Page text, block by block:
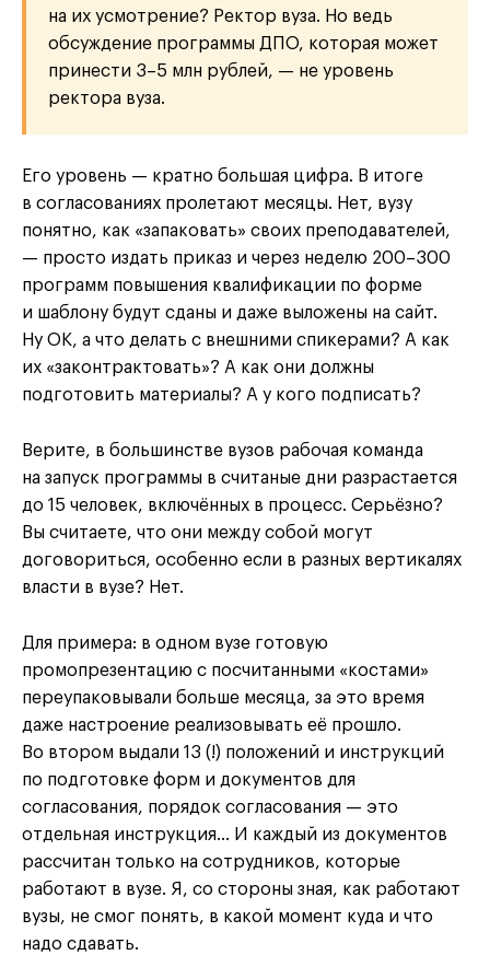
на их усмотрение? Ректор вуза. Но ведь
обсуждение программы ДПО, которая может
принести 3–5 млн рублей, — не уровень
ректора вуза.
Его уровень — кратно большая цифра. В итоге
в согласованиях пролетают месяцы. Нет, вузу
понятно, как «запаковать» своих преподавателей,
— просто издать приказ и через неделю 200–300
программ повышения квалификации по форме
и шаблону будут сданы и даже выложены на сайт.
Ну OK, а что делать с внешними спикерами? А как
их «законтрактовать»? А как они должны
подготовить материалы? А у кого подписать?
Верите, в большинстве вузов рабочая команда
на запуск программы в считаные дни разрастается
до 15 человек, включённых в процесс. Серьёзно?
Вы считаете, что они между собой могут
договориться, особенно если в разных вертикалях
власти в вузе? Нет.
Для примера: в одном вузе готовую
промопрезентацию с посчитанными «костами»
переупаковывали больше месяца, за это время
даже настроение реализовывать её прошло.
Во втором выдали 13 (!) положений и инструкций
по подготовке форм и документов для
согласования, порядок согласования — это
отдельная инструкция… И каждый из документов
рассчитан только на сотрудников, которые
работают в вузе. Я, со стороны зная, как работают
вузы, не смог понять, в какой момент куда и что
надо сдавать.